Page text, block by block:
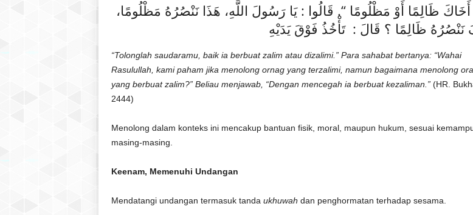
ظَالِمًا أَوْ مَظْلُومًا “. قَالُوا : يَا رَسُولَ اللَّهِ، هَذَا نَنْصُرُهُ مَظْلُومًا،
نَنْصُرُهُ ظَالِمًا ؟ قَالَ : تَأْخُذُ فَوْقَ يَدَيْهِ
“Tolonglah saudaramu, baik ia berbuat zalim atau dizalimi.” Para sahabat bertanya: “Wahai
Rasulullah, kami paham jika menolong ornag yang terzalimi, namun bagaimana menolong
yang berbuat zalim?” Beliau menjawab, “Dengan mencegah ia berbuat kezaliman.” (HR.
2444)
Menolong dalam konteks ini mencakup bantuan fisik, moral, maupun hukum, sesuai
masing-masing.
Keenam, Memenuhi Undangan
Mendatangi undangan termasuk tanda ukhuwah dan penghormatan terhadap sesama.